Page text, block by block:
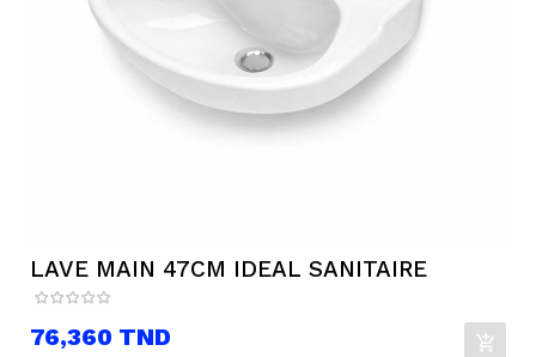
LAVE MAIN 47CM IDEAL SANITAIRE
Prix
76,360 TND